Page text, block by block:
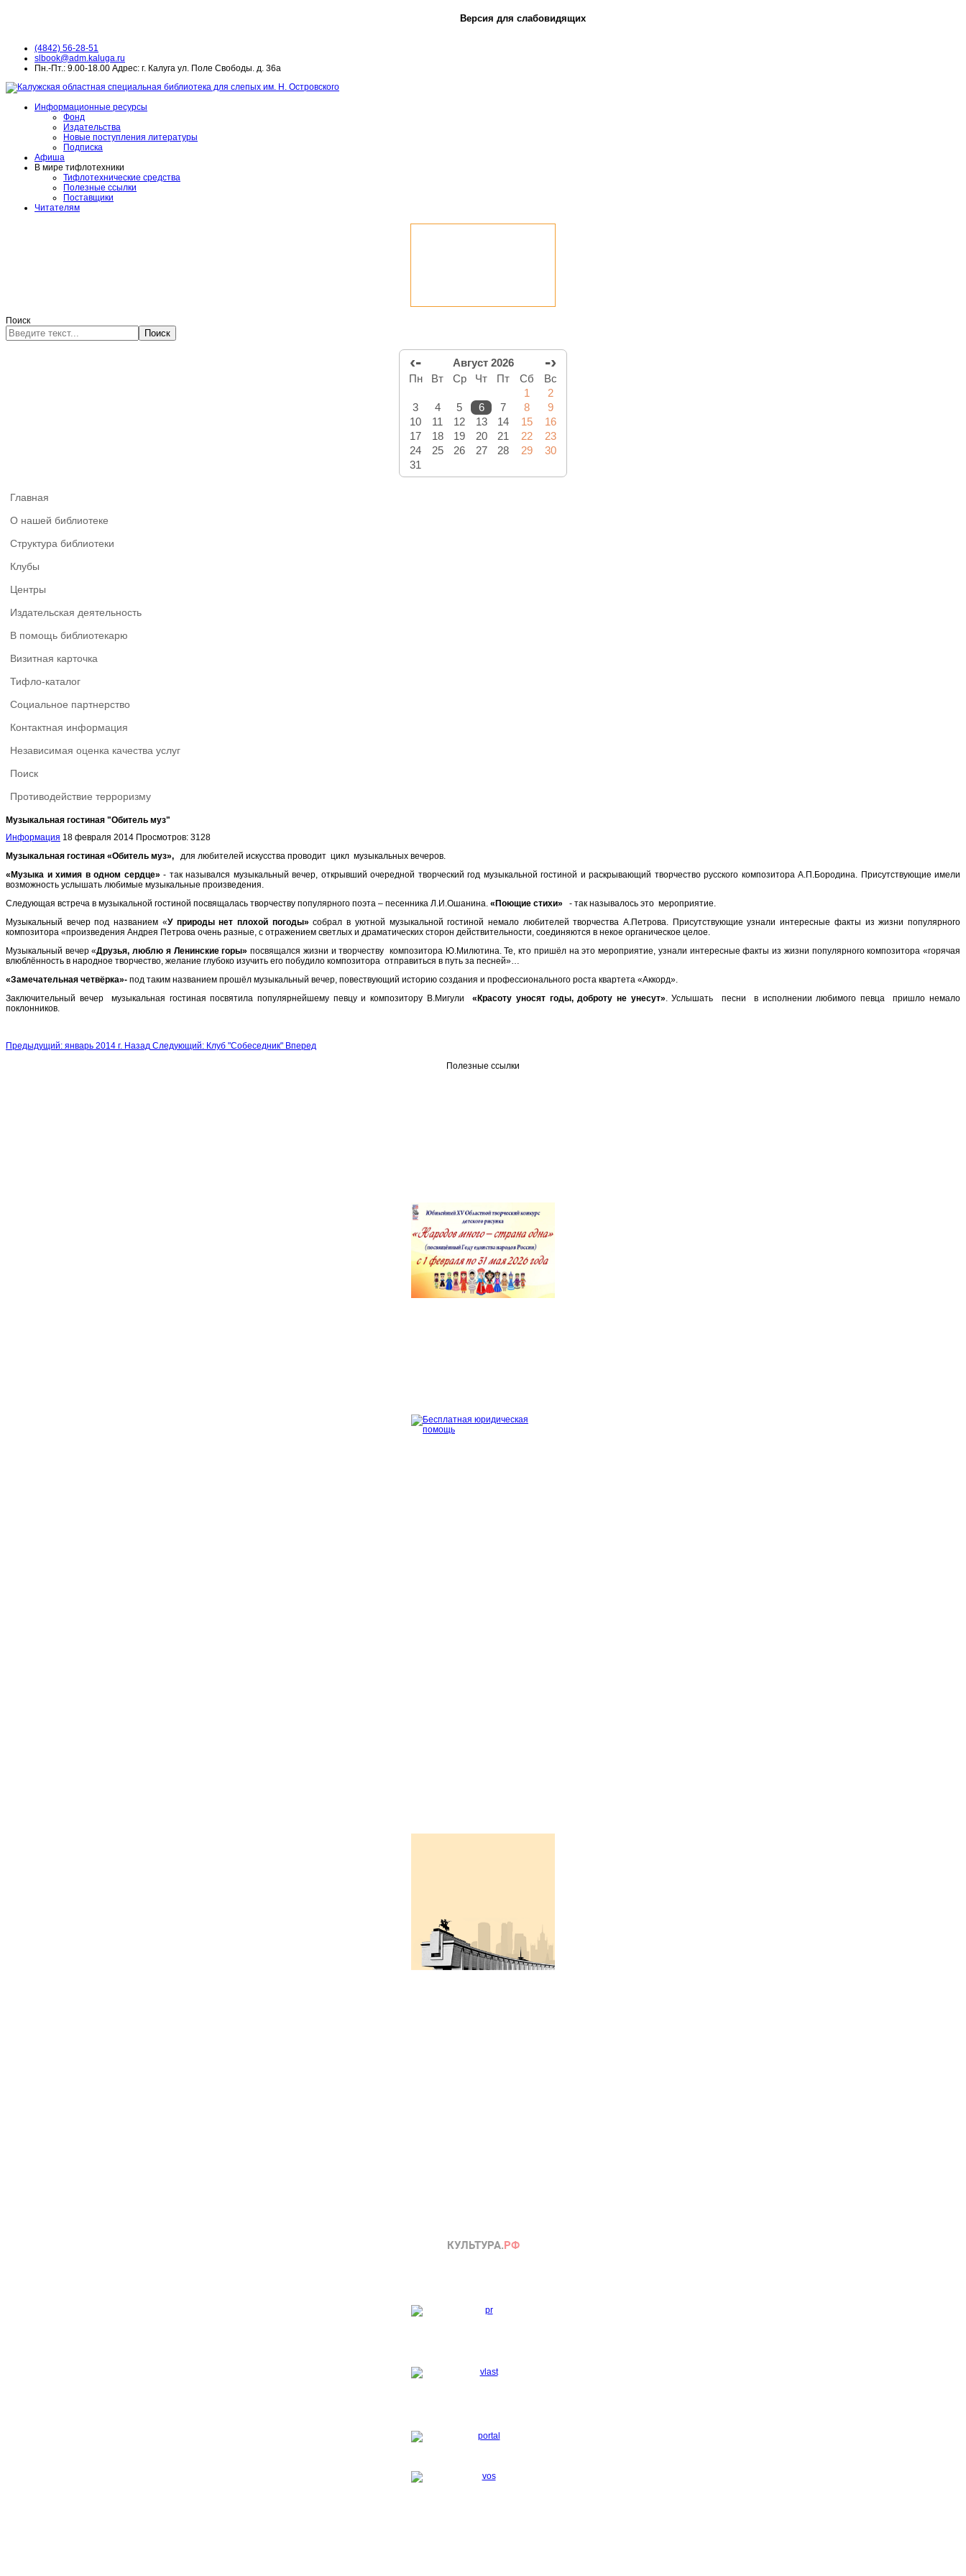
Версия для слабовидящих
(4842) 56-28-51
slbook@adm.kaluga.ru
Пн.-Пт.: 9.00-18.00 Адрес: г. Калуга ул. Поле Свободы. д. 36а
Информационные ресурсы
Фонд
Издательства
Новые поступления литературы
Подписка
Афиша
В мире тифлотехники
Тифлотехнические средства
Полезные ссылки
Поставщики
Читателям
Поиск
Поиск
‹- Август 2026 -›
Пн Вт Ср Чт Пт Сб
Вс
1
2
3
4 5 6 7 8
9
10
11 12 13 14 15
16
17
18 19 20 21 22
23
24
25 26 27 28 29
30
31
Главная
О нашей библиотеке
Структура библиотеки
Клубы
Центры
Издательская деятельность
В помощь библиотекарю
Визитная карточка
Тифло-каталог
Социальное партнерство
Контактная информация
Независимая оценка качества услуг
Поиск
Противодействие терроризму
Музыкальная гостиная "Обитель муз"
Информация 18 февраля 2014 Просмотров: 3128
Музыкальная гостиная «Обитель муз»,
для любителей искусства проводит цикл музыкальных вечеров.
«Музыка и химия в одном сердце» - так назывался музыкальный вечер, открывший очередной творческий год музыкальной гостиной и раскрывающий творчество русского композитора А.П.Бородина. Присутствующие имели
возможность услышать любимые музыкальные произведения.
Следующая встреча в музыкальной гостиной посвящалась творчеству популярного поэта – песенника Л.И.Ошанина. «Поющие стихи» - так называлось это мероприятие.
Музыкальный вечер под названием «У природы нет плохой погоды» собрал в уютной музыкальной гостиной немало любителей творчества А.Петрова. Присутствующие узнали интересные факты из жизни популярного
композитора «произведения Андрея Петрова очень разные, с отражением светлых и драматических сторон действительности, соединяются в некое органическое целое.
Музыкальный вечер «Друзья, люблю я Ленинские горы» посвящался жизни и творчеству композитора Ю.Милютина. Те, кто пришёл на это мероприятие, узнали интересные факты из жизни популярного композитора «горячая
влюблённость в народное творчество, желание глубоко изучить его побудило композитора отправиться в путь за песней»…
«Замечательная четвёрка»- под таким названием прошёл музыкальный вечер, повествующий историю создания и профессионального роста квартета «Аккорд».
Заключительный вечер музыкальная гостиная посвятила популярнейшему певцу и композитору В.Мигули«Красоту уносят годы, доброту не унесут». Услышать песни в исполнении любимого певца пришло немало
поклонников.
Предыдущий: январь 2014 г. Назад Следующий: Клуб "Собеседник" Вперед
Полезные ссылки